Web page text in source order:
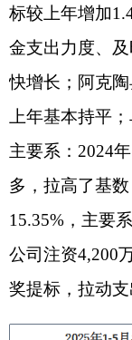
75.29%。
（一）政府性
1-5月，全州
元，增长27.34%
收入完成2.41亿元
入高速增长；专项
元，增长295.17%